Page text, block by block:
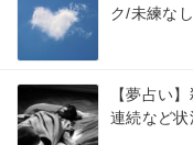
ク/未練な
【夢占い
連続など状